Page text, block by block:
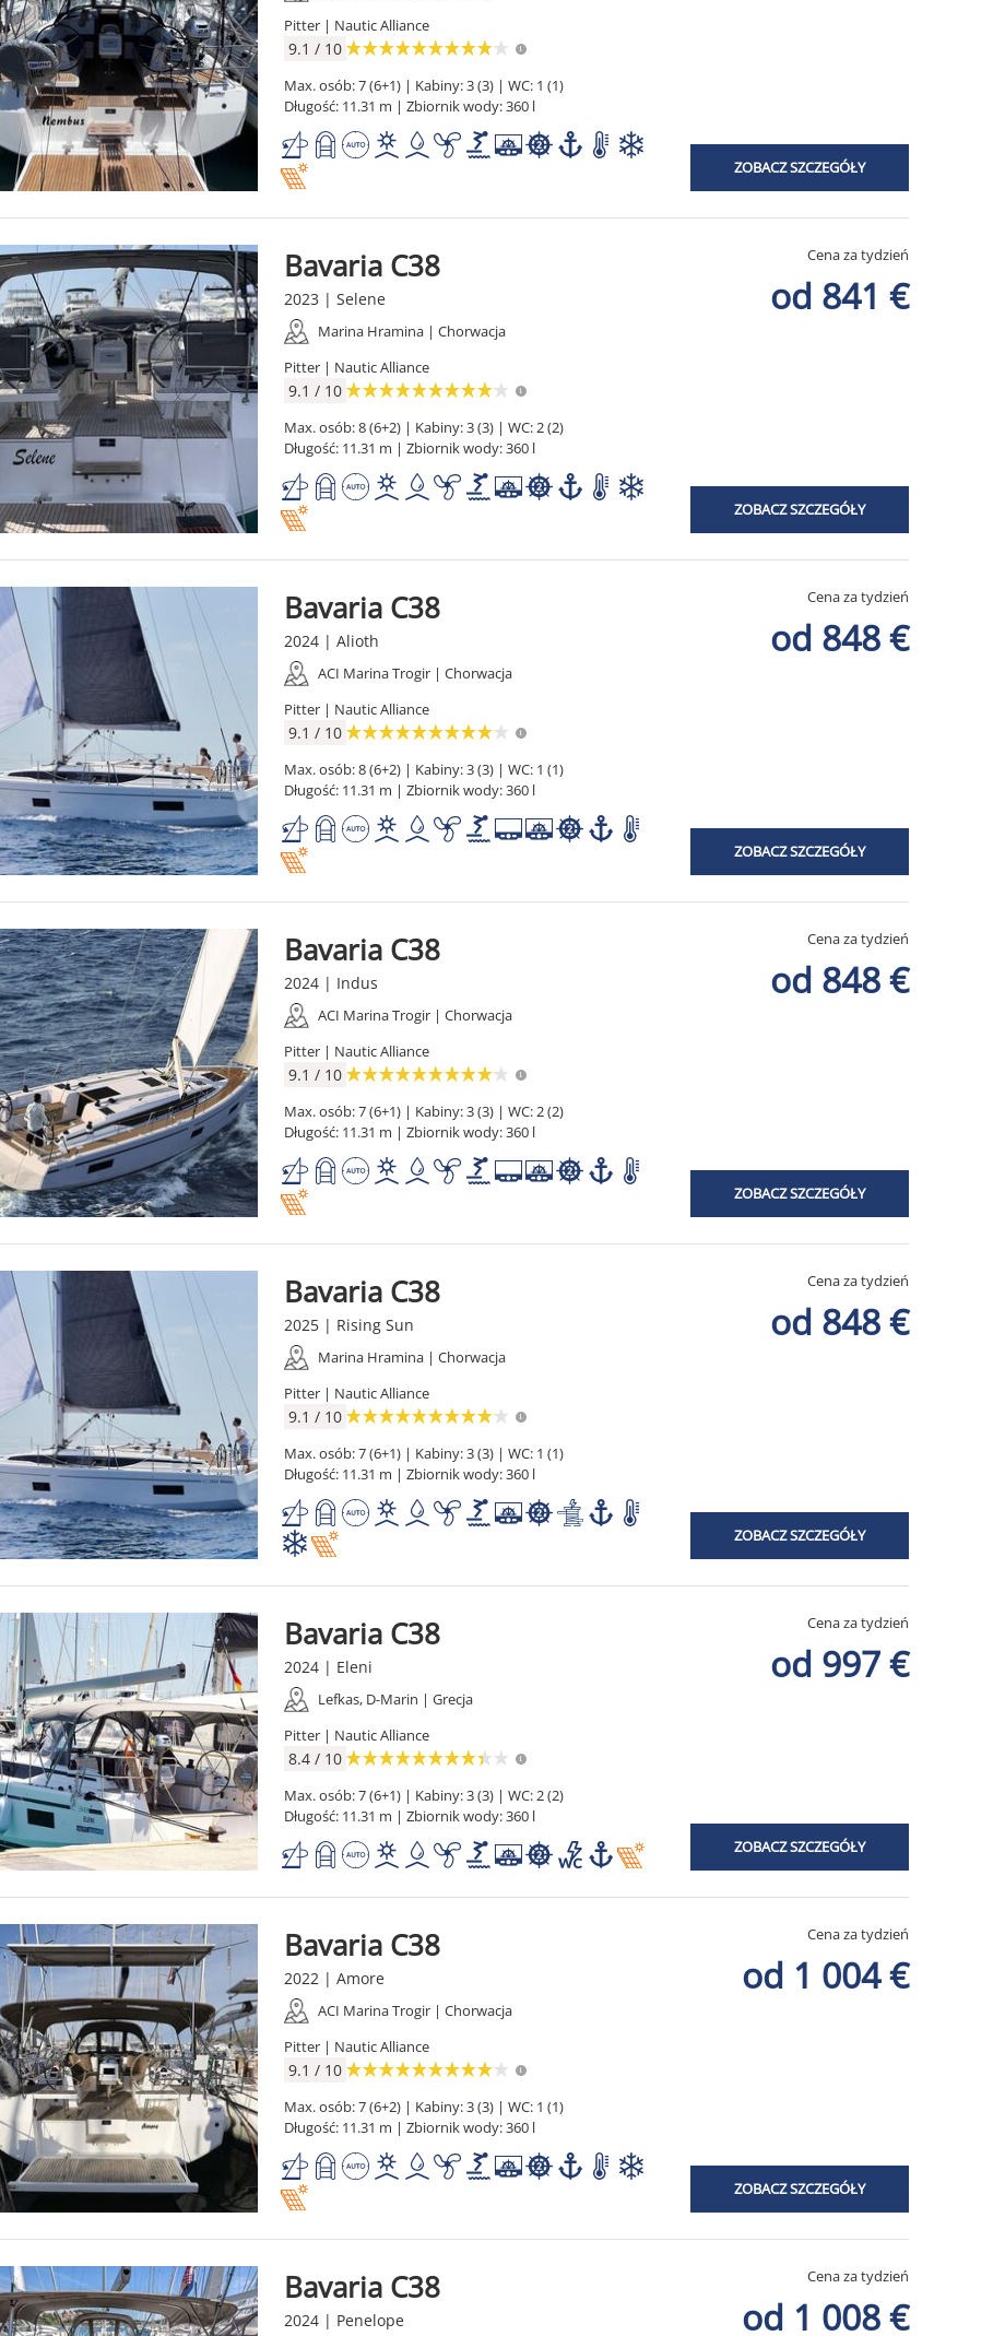
Pitter | Nautic Alliance
9.1 / 10
Max. osób: 7 (6+1) | Kabiny: 3 (3) | WC: 1 (1)
Długość: 11.31 m | Zbiornik wody: 360 l
ZOBACZ SZCZEGÓŁY
Bavaria C38
2023 | Selene
Marina Hramina | Chorwacja
Pitter | Nautic Alliance
9.1 / 10
Max. osób: 8 (6+2) | Kabiny: 3 (3) | WC: 2 (2)
Długość: 11.31 m | Zbiornik wody: 360 l
Cena za tydzień
od 841 €
ZOBACZ SZCZEGÓŁY
Bavaria C38
2024 | Alioth
ACI Marina Trogir | Chorwacja
Pitter | Nautic Alliance
9.1 / 10
Max. osób: 8 (6+2) | Kabiny: 3 (3) | WC: 1 (1)
Długość: 11.31 m | Zbiornik wody: 360 l
Cena za tydzień
od 848 €
ZOBACZ SZCZEGÓŁY
Bavaria C38
2024 | Indus
ACI Marina Trogir | Chorwacja
Pitter | Nautic Alliance
9.1 / 10
Max. osób: 7 (6+1) | Kabiny: 3 (3) | WC: 2 (2)
Długość: 11.31 m | Zbiornik wody: 360 l
Cena za tydzień
od 848 €
ZOBACZ SZCZEGÓŁY
Bavaria C38
2025 | Rising Sun
Marina Hramina | Chorwacja
Pitter | Nautic Alliance
9.1 / 10
Max. osób: 7 (6+1) | Kabiny: 3 (3) | WC: 1 (1)
Długość: 11.31 m | Zbiornik wody: 360 l
Cena za tydzień
od 848 €
ZOBACZ SZCZEGÓŁY
Bavaria C38
2024 | Eleni
Lefkas, D-Marin | Grecja
Pitter | Nautic Alliance
8.4 / 10
Max. osób: 7 (6+1) | Kabiny: 3 (3) | WC: 2 (2)
Długość: 11.31 m | Zbiornik wody: 360 l
Cena za tydzień
od 997 €
ZOBACZ SZCZEGÓŁY
Bavaria C38
2022 | Amore
ACI Marina Trogir | Chorwacja
Pitter | Nautic Alliance
9.1 / 10
Max. osób: 7 (6+2) | Kabiny: 3 (3) | WC: 1 (1)
Długość: 11.31 m | Zbiornik wody: 360 l
Cena za tydzień
od 1 004 €
ZOBACZ SZCZEGÓŁY
Bavaria C38
2024 | Penelope
Cena za tydzień
od 1 008 €